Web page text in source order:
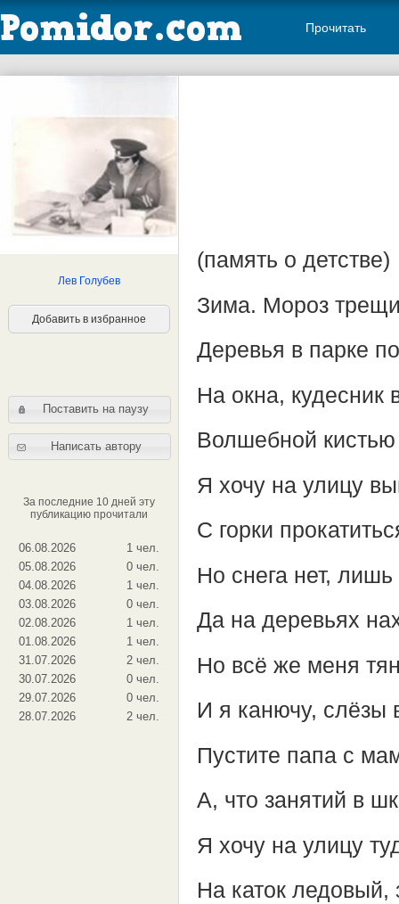
Прочитать
Лев Голубев
Добавить в избранное
Поставить на паузу
Написать автору
За последние 10 дней эту
публикацию прочитали
06.08.2026
1 чел.
05.08.2026
0 чел.
04.08.2026
1 чел.
03.08.2026
0 чел.
02.08.2026
1 чел.
01.08.2026
1 чел.
31.07.2026
2 чел.
30.07.2026
0 чел.
29.07.2026
0 чел.
28.07.2026
2 чел.
(память о детстве)
Зима. Мороз
Деревья в парке
На окна, кудесник
Волшебной
Я хочу на улицу
С горки
Но снега нет,
Да на деревьях
Но всё же меня
И я канючу, слёзы
Пустите папа с
А, что занятий в
Я хочу на улицу
На каток ледовый,